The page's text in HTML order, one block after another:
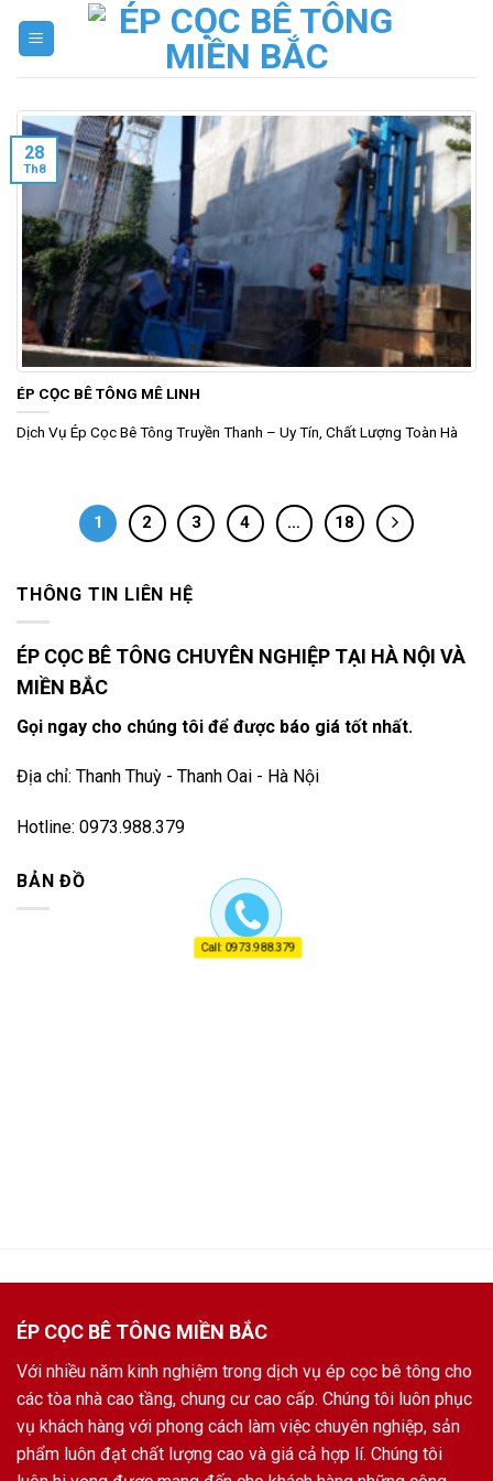
THÔNG TIN LIÊN HỆ
ÉP CỌC BÊ TÔNG CHUYÊN NGHIỆP TẠI HÀ NỘI VÀ
MIỀN BẮC
Gọi ngay cho chúng tôi để được báo giá tốt nhất.
Địa chỉ: Thanh Thuỳ - Thanh Oai - Hà Nội
Hotline: 0973.988.379
BẢN ĐỒ
ÉP CỌC BÊ TÔNG MÊ LINH
Dịch Vụ Ép Cọc Bê Tông Truyền Thanh – Uy Tín, Chất Lượng Toàn Hà
28
Th8
1 2 3 4 … 18
ÉP CỌC BÊ TÔNG MIỀN BẮC
Với nhiều năm kinh nghiệm trong dịch vụ ép cọc bê tông cho
các tòa nhà cao tầng, chung cư cao cấp. Chúng tôi luôn phục
vụ khách hàng với phong cách làm việc chuyên nghiệp, sản
phẩm luôn đạt chất lượng cao và giá cả hợp lí. Chúng tôi
Call: 0973.988.379